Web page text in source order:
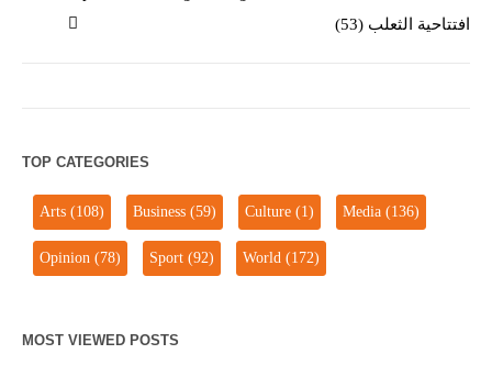
افتتاحية الثعلب (53)
TOP CATEGORIES
Arts (108) Business (59) Culture (1) Media (136)
Opinion (78) Sport (92) World (172)
MOST VIEWED POSTS